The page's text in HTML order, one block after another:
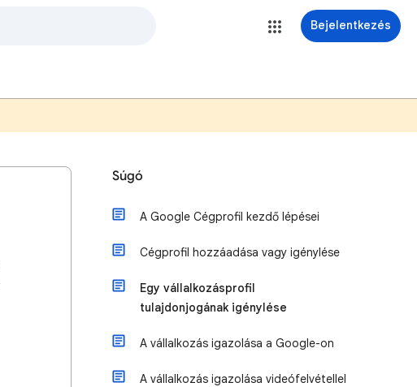
Bejelentkezés
Súgó
A Google Cégprofil kezdő lépései
Cégprofil hozzáadása vagy igénylése
Egy vállalkozásprofil
tulajdonjogának igénylése
A vállalkozás igazolása a Google-on
A vállalkozás igazolása videófelvétellel